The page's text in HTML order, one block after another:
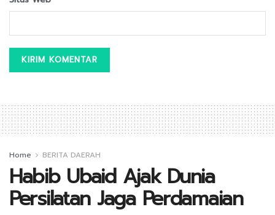
Home BERITA DAERAH
Habib Ubaid Ajak Dunia
Persilatan Jaga Perdamaian